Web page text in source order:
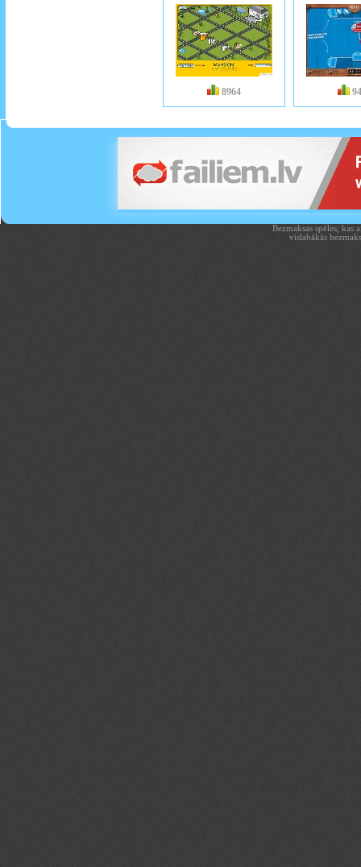
8964
Bezmaksas spēles,
vislabākās